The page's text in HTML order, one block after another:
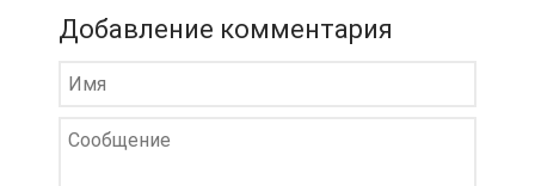
Добавление комментария